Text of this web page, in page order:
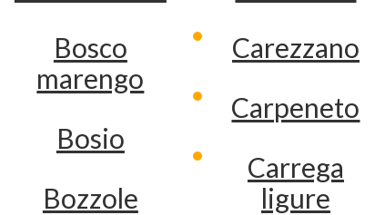
Bosco
marengo
Bosio
Bozzole
Carezzano
Carpeneto
Carrega
ligure